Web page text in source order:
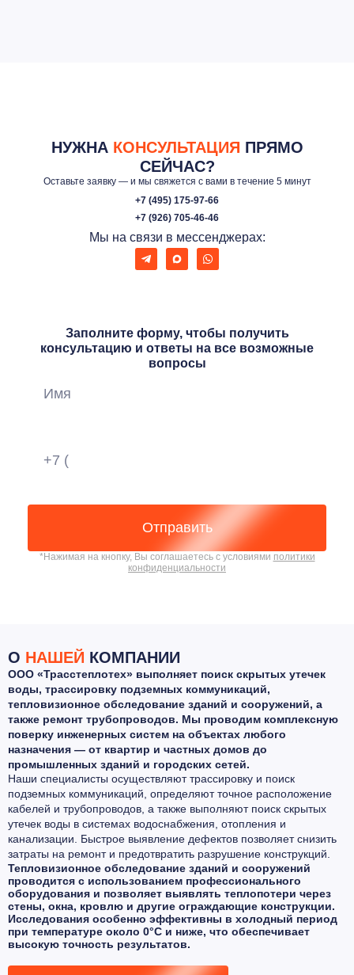
НУЖНА КОНСУЛЬТАЦИЯ ПРЯМО
СЕЙЧАС?
Оставьте заявку — и мы свяжется с вами в течение 5 минут
+7 (495) 175-97-66
+7 (926) 705-46-46
Мы на связи в мессенджерах:
Заполните форму, чтобы получить
консультацию и ответы на все возможные
вопросы
Отправить
*Нажимая на кнопку, Вы соглашаетесь с условиями политики
конфиденциальности
О НАШЕЙ КОМПАНИИ
ООО «Трасстеплотех» выполняет поиск скрытых утечек
воды, трассировку подземных коммуникаций,
тепловизионное обследование зданий и сооружений, а
также ремонт трубопроводов. Мы проводим комплексную
поверку инженерных систем на объектах любого
назначения — от квартир и частных домов до
промышленных зданий и городских сетей.
Наши специалисты осуществляют трассировку и поиск
подземных коммуникаций, определяют точное расположение
кабелей и трубопроводов, а также выполняют поиск скрытых
утечек воды в системах водоснабжения, отопления и
канализации. Быстрое выявление дефектов позволяет снизить
затраты на ремонт и предотвратить разрушение конструкций.
Тепловизионное обследование зданий и сооружений
проводится с использованием профессионального
оборудования и позволяет выявлять теплопотери через
стены, окна, кровлю и другие ограждающие конструкции.
Исследования особенно эффективны в холодный период
при температуре около 0°С и ниже, что обеспечивает
высокую точность результатов.